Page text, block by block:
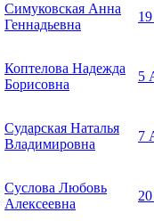
Симуковская Анна
Геннадьевна
Коптелова Надежда
Борисовна
5
Сударская Наталья
Владимировна
7
Суслова Любовь
Алексеевна